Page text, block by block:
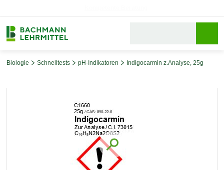
Biologie Schnelltests pH-Indikatoren Indigocarmin z.Analyse, 25g